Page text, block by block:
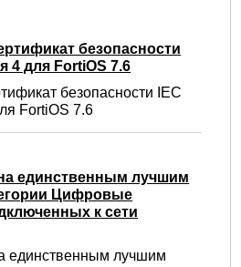
безопасности
4 для FortiOS 7.6
безопасности IEC
FortiOS 7.6
единственным лучшим
Цифровые
к сети
единственным лучшим